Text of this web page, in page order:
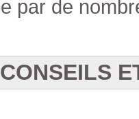
par de
CONSEILS